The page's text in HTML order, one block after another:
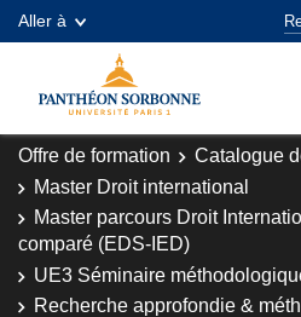
Aller à
Offre de formation Catalogue
Master Droit international
Master parcours Droit
comparé (EDS-IED)
UE3 Séminaire
Recherche approfondie &